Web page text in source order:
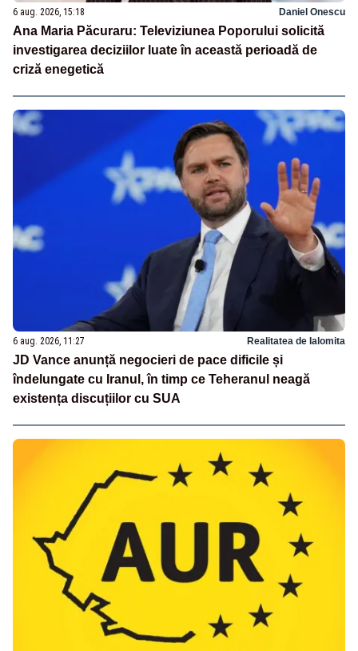
6 aug. 2026, 15:18 Daniel Onescu
Ana Maria Păcuraru: Televiziunea Poporului solicită
investigarea deciziilor luate în această perioadă de
criză enegetică
6 aug. 2026, 11:27 Realitatea de Ialomita
JD Vance anunță negocieri de pace dificile și
îndelungate cu Iranul, în timp ce Teheranul neagă
existența discuțiilor cu SUA